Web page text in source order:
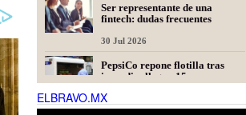
Ser representante de una
fintech: dudas frecuentes
30 Jul 2026
PepsiCo repone flotilla tras
incendio; llegan 15 nuevas
31 Jul 2026
ELBRAVO.MX